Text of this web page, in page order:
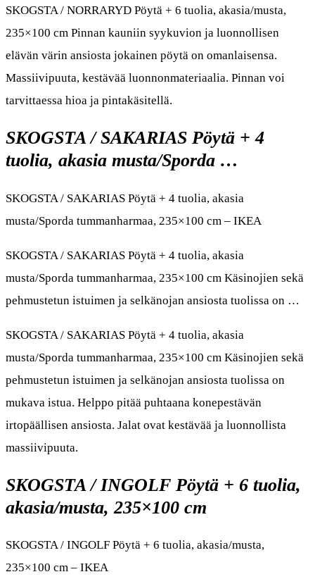
SKOGSTA / NORRARYD Pöytä + 6 tuolia, akasia/musta,
235×100 cm Pinnan kauniin syykuvion ja luonnollisen
elävän värin ansiosta jokainen pöytä on omanlaisensa.
Massiivipuuta, kestävää luonnonmateriaalia. Pinnan voi
tarvittaessa hioa ja pintakäsitellä.
SKOGSTA / SAKARIAS Pöytä + 4
tuolia, akasia musta/Sporda …
SKOGSTA / SAKARIAS Pöytä + 4 tuolia, akasia
musta/Sporda tummanharmaa, 235×100 cm – IKEA
SKOGSTA / SAKARIAS Pöytä + 4 tuolia, akasia
musta/Sporda tummanharmaa, 235×100 cm Käsinojien sekä
pehmustetun istuimen ja selkänojan ansiosta tuolissa on …
SKOGSTA / SAKARIAS Pöytä + 4 tuolia, akasia
musta/Sporda tummanharmaa, 235×100 cm Käsinojien sekä
pehmustetun istuimen ja selkänojan ansiosta tuolissa on
mukava istua. Helppo pitää puhtaana konepestävän
irtopäällisen ansiosta. Jalat ovat kestävää ja luonnollista
massiivipuuta.
SKOGSTA / INGOLF Pöytä + 6 tuolia,
akasia/musta, 235×100 cm
SKOGSTA / INGOLF Pöytä + 6 tuolia, akasia/musta,
235×100 cm – IKEA